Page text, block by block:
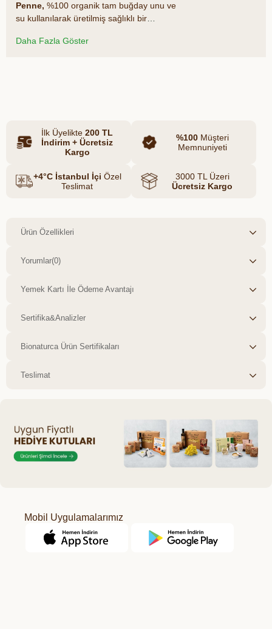
Penne, %100 organik tam buğday unu ve
su kullanılarak üretilmiş sağlıklı bir
ve tamamen doğaldır. 4–6 dakika gibi kısa
Daha Fazla Göster
İlk Üyelikte 200 TL
İndirim + Ücretsiz
Kargo
%100Müşteri
Memnuniyeti
+4°C İstanbul İçi Özel
Teslimat
3000 TL Üzeri
Ücretsiz Kargo
Ürün Özellikleri
Yorumlar(0)
Yemek Kartı İle Ödeme Avantajı
Sertifika&Analizler
Bionaturca Ürün Sertifikaları
Teslimat
Mobil Uygulamalarımız